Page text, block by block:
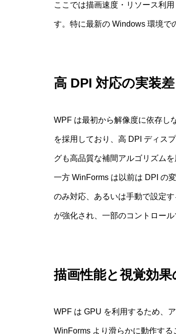
ここでは描画速度・リソース利
す。特に最新の Windows 環境で
高 DPI 対応の実装差
WPF は最初から解像度に依存し
を採用しており、高 DPI ディス
グも高品質な補間アルゴリズムを
一方 WinForms は以前は DPI の
のみ対応、あるいは手動で設定
が強化され、一部のコントロー
描画性能と視覚効果
WPF は GPU を利用するため、
WinForms より滑らかに動作す